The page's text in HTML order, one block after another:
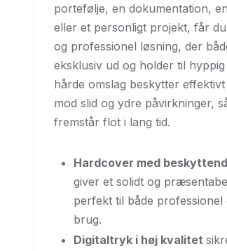
portefølje, en dokumentation,
eller et personligt projekt, får
og professionel løsning, der
eksklusiv ud og holder til
hårde omslag beskytter
mod slid og ydre påvirkninger,
fremstår flot i lang tid.
Hardcover med
giver et solidt og
perfekt til både professionel
brug.
Digitaltryk i høj kvalitet